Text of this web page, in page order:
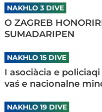
NAKHLO 3 DIVE
O ZAGREB
SUMADARIPEN
NAKHLO 15 DIVE
I asociàcia e
vaś e nacionalne
NAKHLO 19 DIVE